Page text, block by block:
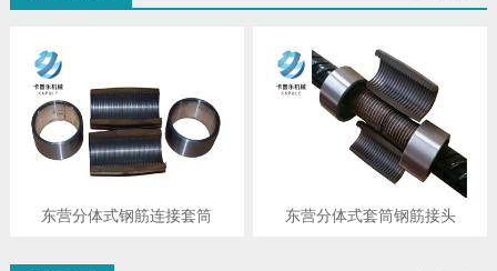
东营分体式钢筋连接套筒 东营分体式套筒钢筋接头